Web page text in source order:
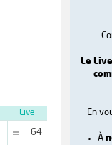
Live
64
Le
En
À